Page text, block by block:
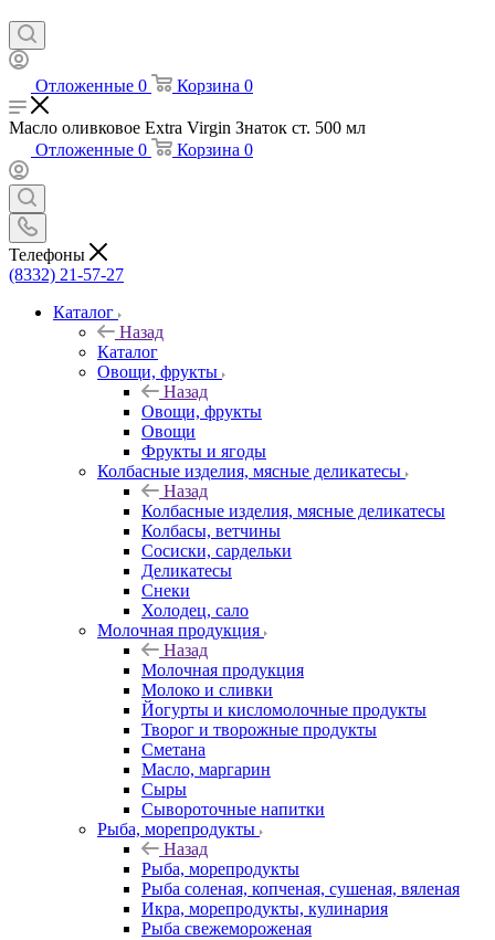
Отложенные 0 Корзина 0
Масло оливковое Extra Virgin Знаток ст. 500 мл
Отложенные 0 Корзина 0
Телефоны
(8332) 21-57-27
Каталог
Назад
Каталог
Овощи, фрукты
Назад
Овощи, фрукты
Овощи
Фрукты и ягоды
Колбасные изделия, мясные деликатесы
Назад
Колбасные изделия, мясные деликатесы
Колбасы, ветчины
Сосиски, сардельки
Деликатесы
Снеки
Холодец, сало
Молочная продукция
Назад
Молочная продукция
Молоко и сливки
Йогурты и кисломолочные продукты
Творог и творожные продукты
Сметана
Масло, маргарин
Сыры
Сывороточные напитки
Рыба, морепродукты
Назад
Рыба, морепродукты
Рыба соленая, копченая, сушеная, вяленая
Икра, морепродукты, кулинария
Рыба свежемороженая